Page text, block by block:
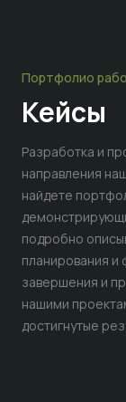
Портфолио
Кейсы
Разработка и
направления
найдете
подробно
планирования
завершения и
нашими
достигнутые